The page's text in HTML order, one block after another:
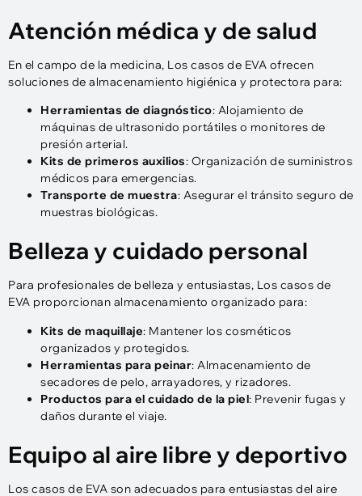
Atención médica y de salud
En el campo de la medicina, Los casos de EVA ofrecen
soluciones de almacenamiento higiénica y protectora para:
Herramientas de diagnóstico: Alojamiento de
máquinas de ultrasonido portátiles o monitores de
presión arterial.
Kits de primeros auxilios: Organización de suministros
médicos para emergencias.
Transporte de muestra: Asegurar el tránsito seguro de
muestras biológicas.
Belleza y cuidado personal
Para profesionales de belleza y entusiastas, Los casos de
EVA proporcionan almacenamiento organizado para:
Kits de maquillaje: Mantener los cosméticos
organizados y protegidos.
Herramientas para peinar: Almacenamiento de
secadores de pelo, arrayadores, y rizadores.
Productos para el cuidado de la piel: Prevenir fugas y
daños durante el viaje.
Equipo al aire libre y deportivo
Los casos de EVA son adecuados para entusiastas del aire